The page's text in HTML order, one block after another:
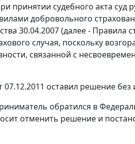
принятии судебного акта суд
добровольного
30.04.2007 (далее - Правила
случая, поскольку
связанной с
оставил решение без
обратился в
отменить решение и